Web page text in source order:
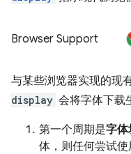
Browser Support
与某些浏览器实现的现
display 会将字体下载
第一个周期是字体
体，则任何尝试